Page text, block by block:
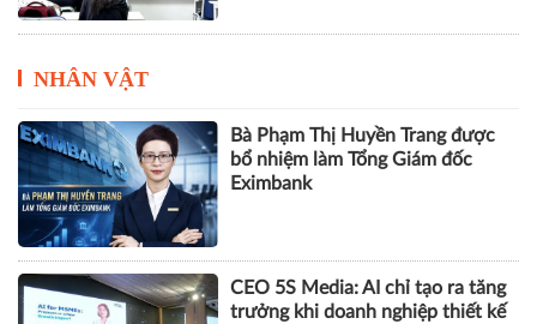
NHÂN VẬT
Bà Phạm Thị Huyền Trang được
bổ nhiệm làm Tổng Giám đốc
Eximbank
CEO 5S Media: AI chỉ tạo ra tăng
trưởng khi doanh nghiệp thiết kế